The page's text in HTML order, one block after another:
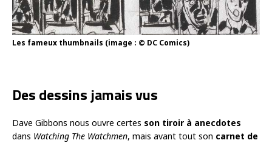
Les fameux thumbnails (image : © DC Comics)
Des dessins jamais vus
Dave Gibbons nous ouvre certes son tiroir à anecdotes
dans Watching The Watchmen, mais avant tout son carnet de